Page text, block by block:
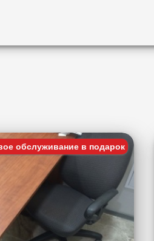
обслуживание в подарок